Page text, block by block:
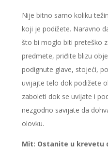
Nije bitno samo koliku
koji je podižete. Naravno
što bi moglo biti preteško
predmete, priđite blizu
podignute glave, stojeći,
uvijajte telo dok podižete
zaboleti dok se uvijate i
nezgodno savijate da
olovku.
Mit: Ostanite u krevetu